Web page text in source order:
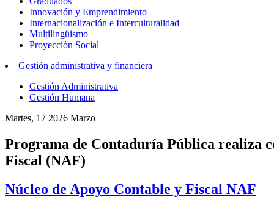
Innovación y Emprendimiento
Internacionalización e Interculturalidad
Multilingüismo
Proyección Social
Gestión administrativa y financiera
Gestión Administrativa
Gestión Humana
Martes, 17 2026 Marzo
Programa de Contaduría Pública realiza
Fiscal (NAF)
Núcleo de Apoyo Contable y Fiscal NAF